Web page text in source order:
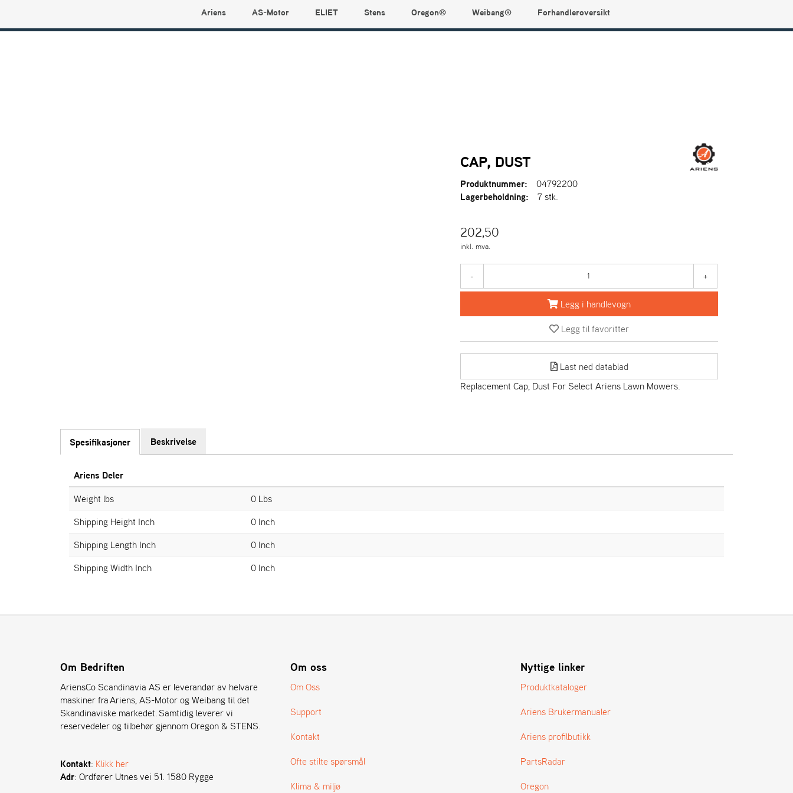
Min side
Ariens AS-Motor ELIET Stens Oregon® Weibang® Forhandleroversikt
CAP, DUST
Produktnummer:
04792200
Lagerbeholdning:
7 stk.
202,50
inkl. mva.
- +
Legg i handlevogn
Legg til favoritter
Last ned datablad
Replacement Cap, Dust For Select Ariens Lawn Mowers.
Spesifikasjoner Beskrivelse
Ariens Deler
Weight lbs
0 Lbs
Shipping Height Inch
0 Inch
Shipping Length Inch
0 Inch
Shipping Width Inch
0 Inch
Om Bedriften
AriensCo Scandinavia AS er leverandør av helvare
maskiner fra Ariens, AS-Motor og Weibang til det
Skandinaviske markedet. Samtidig leverer vi
reservedeler og tilbehør gjennom Oregon & STENS.
Kontakt: Klikk her
Adr: Ordfører Utnes vei 51. 1580 Rygge
Om oss
Om Oss
Support
Kontakt
Ofte stilte spørsmål
Klima & miljø
Nyttige linker
Produktkataloger
Ariens Brukermanualer
Ariens profilbutikk
PartsRadar
Oregon